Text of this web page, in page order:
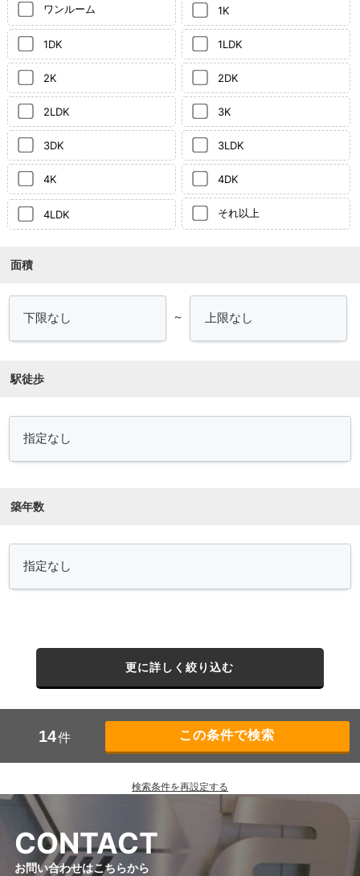
ワンルーム 1K
1DK 1LDK
2K 2DK
2LDK 3K
3DK 3LDK
4K 4DK
4LDK それ以上
面積
～
駅徒歩
築年数
更に詳しく絞り込む
14件
検索条件を再設定する
CONTACT
お問い合わせはこちらから